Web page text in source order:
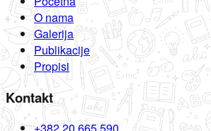
O nama
Galerija
Publikacije
Propisi
Kontakt